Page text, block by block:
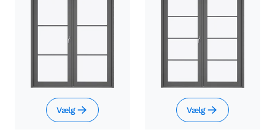
Vælg Vælg